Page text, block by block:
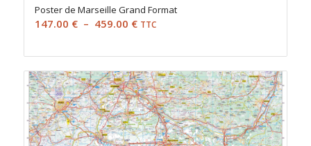
Poster de Marseille Grand Format
147.00 € – 459.00 €Plage
prix :
147.00 €
à
459.00 €
TTC